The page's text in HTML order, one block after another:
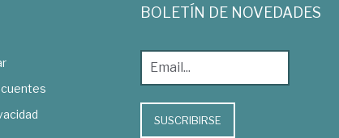
BOLETÍN DE NOVEDADES
SUSCRIBIRSE